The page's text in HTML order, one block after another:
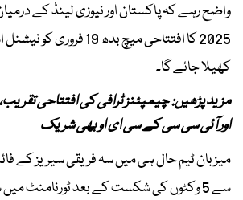
واضح رہے کہ پاکستان اور نیوزی لینڈ کے
2025 کا افتتاحی میچ بدھ
کھیلا جائے گا۔
مزید پڑھیں: چیمپئنز ٹرافی کی افتتاحی
اور آئی سی سی کے سی ای او بھی شریک
میزبان ٹیم حال ہی میں سہ فریقی سیریز کے
سے 5 وکٹوں کی شکست کے بعد ٹورنامنٹ